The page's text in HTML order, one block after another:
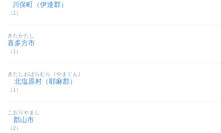
川俣町（伊達郡）
（1）
喜多方市
（1）
きたかたし
北塩原村（耶麻郡）
（1）
きたしおばらむら（やまぐん）
郡山市
（2）
こおりやまし